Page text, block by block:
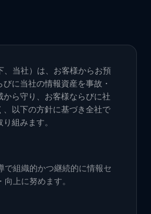
、当社）は、お客様からお預
に当社の情報資産を事故・
から守り、お客様ならびに社
、以下の方針に基づき全社で
組みます。
で組織的かつ継続的に情報セ
上に努めます。